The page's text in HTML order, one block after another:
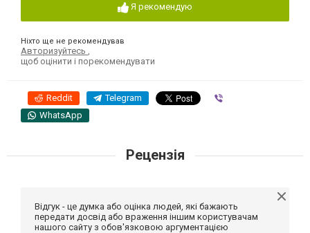
Я рекомендую
Ніхто ще не рекомендував
Авторизуйтесь
щоб оцінити і порекомендувати
Reddit Telegram
WhatsApp
Рецензія
Відгук - це думка або оцінка людей, які бажають
передати досвід або враження іншим користувачам
нашого сайту з обов'язковою аргументацією